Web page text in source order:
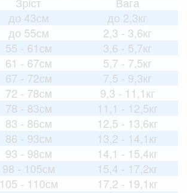
до 43см
до 2,3кг
до 55см
2,3 - 3,6кг
55 - 61см
3,6 - 5,7кг
61 - 67см
5,7 - 7,5кг
67 - 72см
7,5 - 9,3кг
72 - 78см
9,3 - 11,1кг
78 - 83см
11,1 - 12,5кг
83 - 86см
12,5 - 13,6кг
86 - 93см
13,2 - 14,1кг
93 - 98см
14,1 - 15,4кг
98 - 105см
15,4 - 17,2кг
105 - 110см
17,2 - 19,1кг